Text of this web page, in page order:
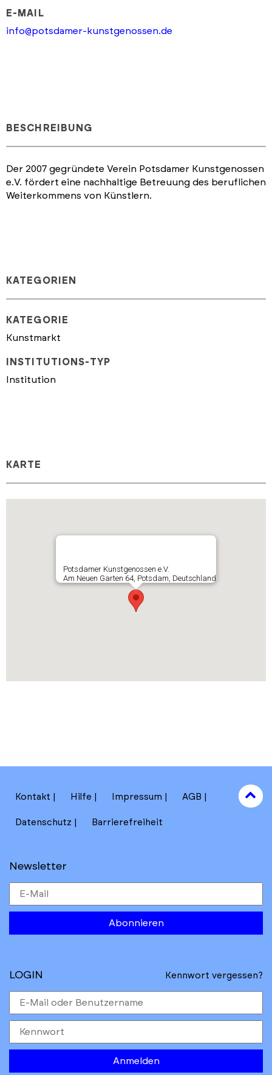
E-MAIL
info@potsdamer-kunstgenossen.de
BESCHREIBUNG
Der 2007 gegründete Verein Potsdamer Kunstgenossen
e.V. fördert eine nachhaltige Betreuung des beruflichen
Weiterkommens von Künstlern.
KATEGORIEN
KATEGORIE
Kunstmarkt
INSTITUTIONS-TYP
Institution
KARTE
Potsdamer Kunstgenossen e.V.
Am Neuen Garten 64, Potsdam, Deutschland
Kontakt Hilfe Impressum AGB
Datenschutz Barrierefreiheit
Newsletter
Abonnieren
to
top
LOGIN Kennwort vergessen?
Anmelden